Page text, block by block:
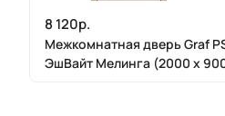
8 120р.
Межкомнатная дверь Graf
ЭшВайт Мелинга (2000 х